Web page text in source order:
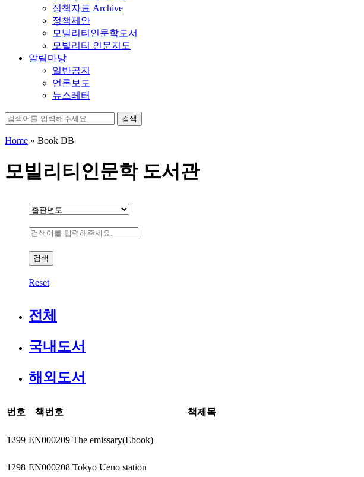
정책자료 Archive
정책제안
모빌리티인문학도서
모빌리티 인문지도
알림마당
일반공지
언론보도
뉴스레터
검
Home » Book DB
모빌리티인문학 도서관
Reset
전체
국내도서
해외도서
번호 책번호 책제목
1299 EN000209 The emissary(Ebook)
1298 EN000208 Tokyo Ueno station